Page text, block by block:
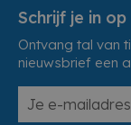
Schrijf je in
Ontvang tal van
nieuwsbrief een